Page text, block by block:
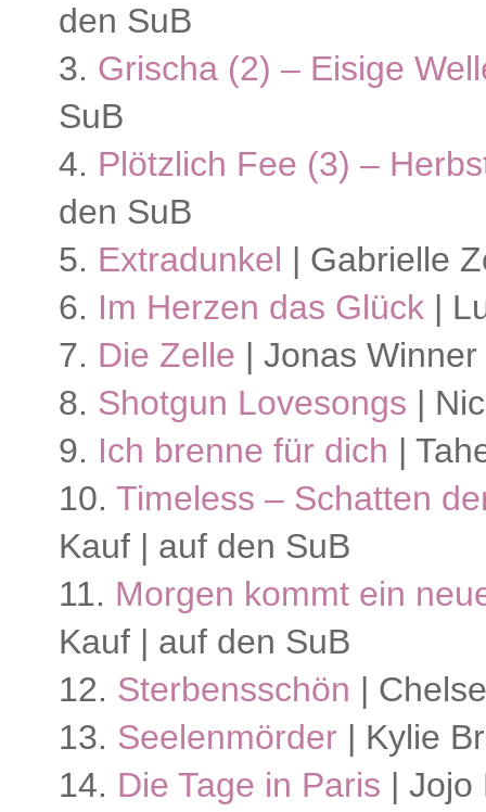
den SuB
3. Grischa (2) – Eisige
SuB
4. Plötzlich Fee (3) –
den SuB
5. Extradunkel | Gabrielle
6. Im Herzen das Glück |
7. Die Zelle | Jonas
8. Shotgun Lovesongs |
9. Ich brenne für dich |
10. Timeless – Schatten
Kauf | auf den SuB
11. Morgen kommt ein
Kauf | auf den SuB
12. Sterbensschön |
13. Seelenmörder | Kylie
14. Die Tage in Paris | Jojo